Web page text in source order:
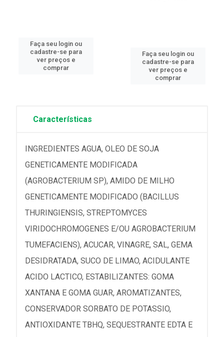
Faça seu login ou
cadastre-se para
ver preços e
comprar
Faça seu login ou
cadastre-se para
ver preços e
comprar
Características
INGREDIENTES AGUA, OLEO DE SOJA
GENETICAMENTE MODIFICADA
(AGROBACTERIUM SP), AMIDO DE MILHO
GENETICAMENTE MODIFICADO (BACILLUS
THURINGIENSIS, STREPTOMYCES
VIRIDOCHROMOGENES E/OU AGROBACTERIUM
TUMEFACIENS), ACUCAR, VINAGRE, SAL, GEMA
DESIDRATADA, SUCO DE LIMAO, ACIDULANTE
ACIDO LACTICO, ESTABILIZANTES: GOMA
XANTANA E GOMA GUAR, AROMATIZANTES,
CONSERVADOR SORBATO DE POTASSIO,
ANTIOXIDANTE TBHQ, SEQUESTRANTE EDTA E